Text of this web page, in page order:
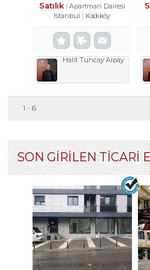
Satılık
Apartman Dairesi
İstanbul
Kadıköy
Halit Tuncay Alpay
1 - 6
SON GİRİLEN TİCARİ